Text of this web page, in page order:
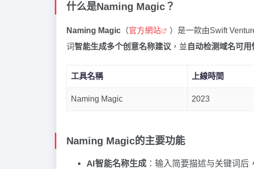
什么是Naming Magic？
Naming Magic （官方網站
）是一款由Swift
词智能生成多个创意名称建议 ，並 自动检测域名可用
工具名稱 上線時間
Naming Magic 2023
Naming Magic的主要功能
AI智能名称生成 ：输入简要描述与关键词